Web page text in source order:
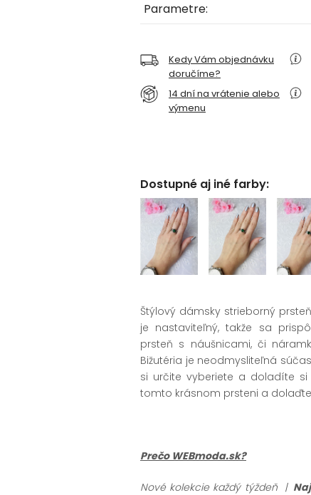
Parametre:
Kedy Vám objednávku
doručíme?
14 dní na vrátenie alebo
výmenu
Dostupné aj iné farby:
Štýlový dámsky strieborný
je nastaviteľný, takže sa
prsteň s náušnicami, či
Bižutéria je neodmysliteľná
si určite vyberiete a doladíte
tomto krásnom prsteni a
Prečo WEBmoda.sk?
Nové kolekcie každý týždeň |